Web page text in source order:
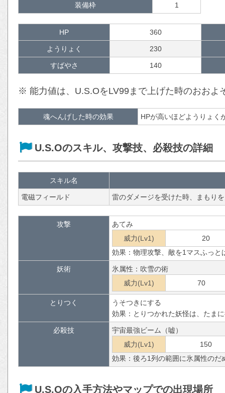
装備枠 1
HP 360
ようりょく 230
すばやさ 140
※ 能力値は、U.S.OをLV99まで上げた時のおおよ
魂へんげした時の効果 HPが高いほどようりょく
U.S.Oのスキル、攻撃技、必殺技の詳細
スキル名
電磁フィールド 雷のダメージを受けた時、まもり
攻撃
あてみ
威力(Lv1)
20
効果：物理攻撃、敵を1マスふっと
妖術
氷属性：吹雪の術
威力(Lv1)
70
とりつく
うそつきにする
効果：とりつかれた妖怪は、たま
必殺技
宇宙最強ビーム（嘘）
威力(Lv1)
150
効果：後ろ1列の範囲に氷属性のだ
U.S.Oの入手方法やマップでの出現場所